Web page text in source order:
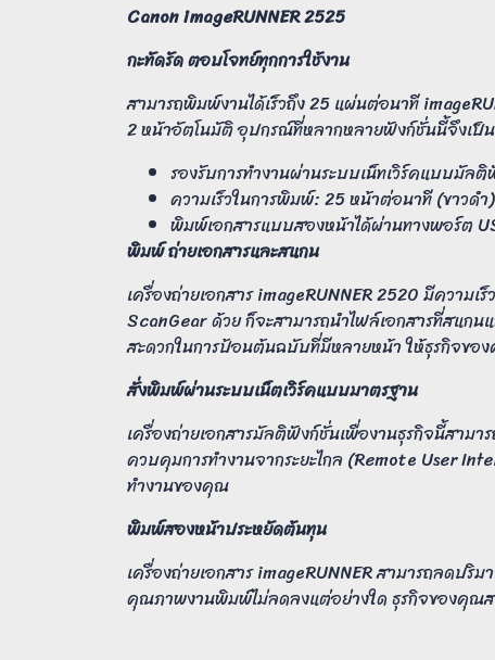
Canon imageRUNNER 2525
กะทัดรัด ตอบโจทย์ทุกการใช้งาน
สามารถพิมพ์งานได้เร็วถึง 25 แผ่นต่อนาที
2 หน้าอัตโนมัติ อุปกรณ์ที่หลากหลายฟังก์ชั่นนี้จึงเป็น
รองรับการทำงานผ่านระบบเน็ทเวิร์คแบบมัล
ความเร็วในการพิมพ์: 25 หน้าต่อนาที (ขาวดำ)
พิมพ์เอกสารแบบสองหน้าได้ผ่านทางพอร์ต
พิมพ์ ถ่ายเอกสารและสแกน
เครื่องถ่ายเอกสาร imageRUNNER 2520 มีควา
ScanGear ด้วย ก็จะสามารถนำไฟล์เอกสารที่สแก
สะดวกในการป้อนต้นฉบับที่มีหลายหน้า ให้ธุรกิจขอ
สั่งพิมพ์ผ่านระบบเน็ตเวิร์คแบบมาตรฐาน
เครื่องถ่ายเอกสารมัลติฟังก์ชั่นเพื่องานธุรกิจนี้สา
ควบคุมการทำงานจากระยะไกล (Remote User
ทำงานของคุณ
พิมพ์สองหน้าประหยัดต้นทุน
เครื่องถ่ายเอกสาร imageRUNNER สามารถลด
คุณภาพงานพิมพ์ไม่ลดลงแต่อย่างใด ธุรกิจของคุณส